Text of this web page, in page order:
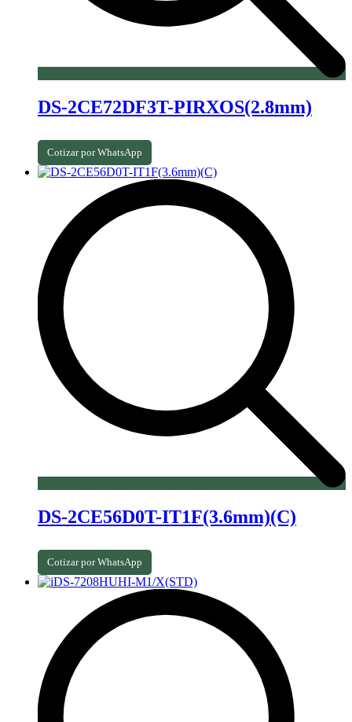
DS-2CE72DF3T-PIRXOS(2.8mm)
Cotizar por WhatsApp
DS-2CE56D0T-IT1F(3.6mm)(C)
Cotizar por WhatsApp